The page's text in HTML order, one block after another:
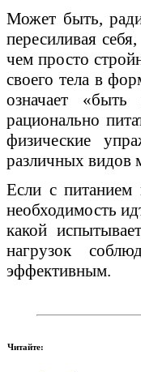
Может быть,
пересиливая
чем просто
своего тела в
означает
рационально
физические
различных видов
Если с
необходимость
какой
нагрузок
эффективным.
Читайте: